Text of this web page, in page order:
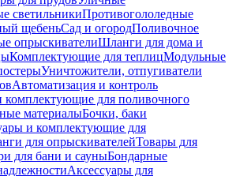
светильникиПротивогололедные
щебеньСад и огородПоливочное
опрыскивателиШланги для дома и
Комплектующие для теплицМодульные
Уничтожители, отпугиватели
Автоматизация и контроль
комплектующие для поливочного
материалыБочки, баки
и комплектующие для
для опрыскивателейТовары для
для бани и сауныБондарные
Аксессуары для